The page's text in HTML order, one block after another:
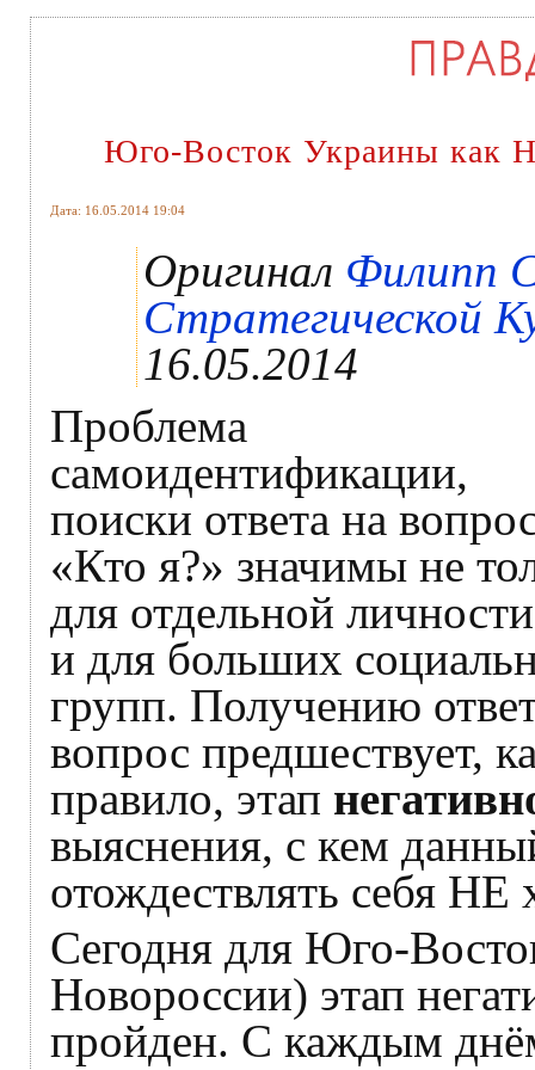
Юго-Восток Украины как
Дата: 16.05.2014 19:04
Оригинал Филипп
Стратегической
16.05.2014
Проблема
самоидентификации,
поиски ответа на
«Кто я?» значимы не
для отдельной
и для больших
групп. Получению
вопрос предшествует,
правило, этап
выяснения, с кем
отождествлять себя НЕ
Сегодня для Юго-
Новороссии) этап
пройден. С каждым